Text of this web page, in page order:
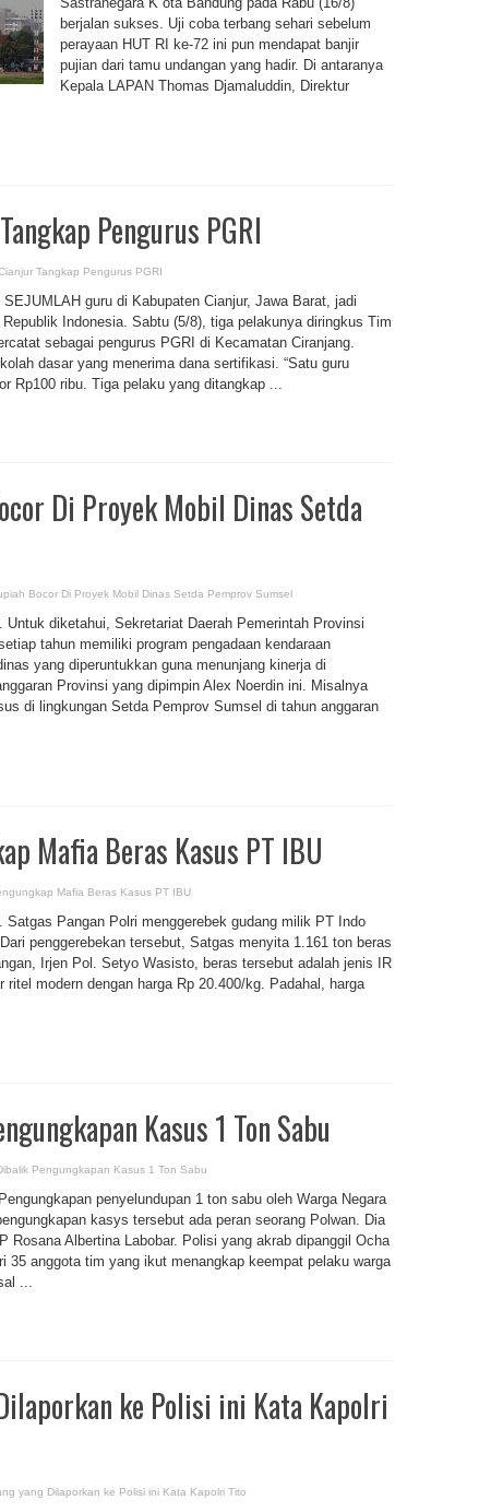
berjalan sukses. Uji coba terbang sehari sebelum
perayaan HUT RI ke-72 ini pun mendapat banjir
pujian dari tamu undangan yang hadir. Di antaranya
Kepala LAPAN Thomas Djamaluddin, Direktur
Pengurus PGRI
Tangkap Pengurus PGRI
guru di Kabupaten Cianjur, Jawa Barat, jadi
Indonesia. Sabtu (5/8), tiga pelakunya diringkus Tim
sebagai pengurus PGRI di Kecamatan Ciranjang.
dasar yang menerima dana sertifikasi. “Satu guru
Rp100 ribu. Tiga pelaku yang ditangkap ...
Di Proyek Mobil Dinas Setda
Bocor Di Proyek Mobil Dinas Setda Pemprov Sumsel
diketahui, Sekretariat Daerah Pemerintah Provinsi
tahun memiliki program pengadaan kendaraan
yang diperuntukkan guna menunjang kinerja di
Provinsi yang dipimpin Alex Noerdin ini. Misalnya
di lingkungan Setda Pemprov Sumsel di tahun anggaran
Mafia Beras Kasus PT IBU
Mafia Beras Kasus PT IBU
Pangan Polri menggerebek gudang milik PT Indo
penggerebekan tersebut, Satgas menyita 1.161 ton beras
Irjen Pol. Setyo Wasisto, beras tersebut adalah jenis IR
modern dengan harga Rp 20.400/kg. Padahal, harga
Kasus 1 Ton Sabu
Pengungkapan Kasus 1 Ton Sabu
penyelundupan 1 ton sabu oleh Warga Negara
kasys tersebut ada peran seorang Polwan. Dia
Rosana Albertina Labobar. Polisi yang akrab dipanggil Ocha
35 anggota tim yang ikut menangkap keempat pelaku warga
...
ke Polisi ini Kata Kapolri
yang Dilaporkan ke Polisi ini Kata Kapolri Tito